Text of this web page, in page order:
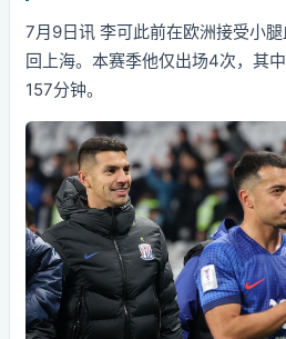
7月9日讯 李可此前在欧洲接受小
回上海。本赛季他仅出场4次，其
157分钟。